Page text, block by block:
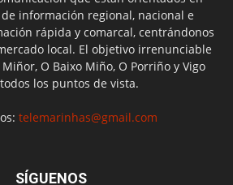
información regional, nacional e
rápida y comarcal, centrándonos
local. El objetivo irrenunciable
O Baixo Miño, O Porriño y Vigo
los puntos de vista.
telemarinhas@gmail.com
SÍGUENOS